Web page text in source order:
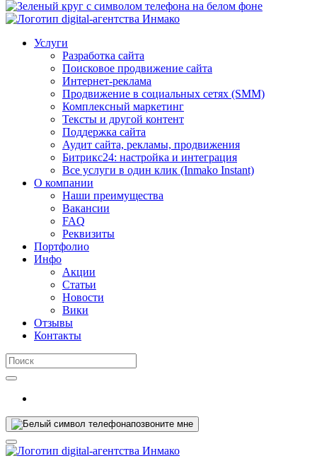
Услуги
Разработка сайта
Поисковое продвижение сайта
Интернет-реклама
Продвижение в социальных сетях (SMM)
Комплексный маркетинг
Тексты и другой контент
Поддержка сайта
Аудит сайта, рекламы, продвижения
Битрикс24: настройка и интеграция
Все услуги в один клик (Inmako Instant)
О компании
Наши преимущества
Вакансии
FAQ
Реквизиты
Портфолио
Инфо
Акции
Статьи
Новости
Вики
Отзывы
Контакты
позвоните мне